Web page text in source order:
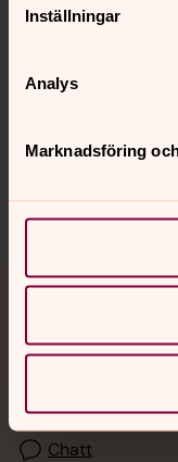
Inställningar
Analys
Marknadsföring
Sociala kanaler
Jourhavande
Akut samtals- och
med en präst på
Chatt